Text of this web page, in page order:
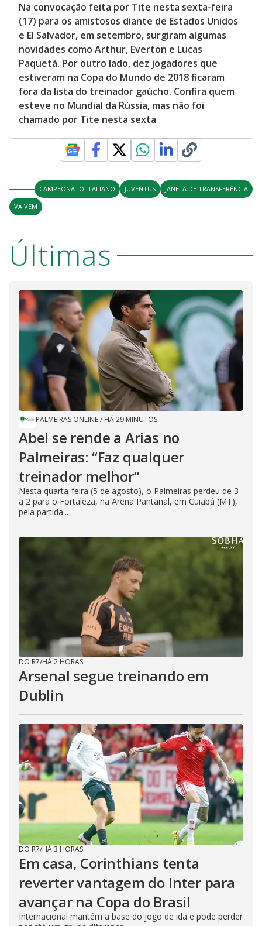
Na convocação feita por Tite nesta sexta-feira
(17) para os amistosos diante de Estados Unidos
e El Salvador, em setembro, surgiram algumas
novidades como Arthur, Everton e Lucas
Paquetá. Por outro lado, dez jogadores que
estiveram na Copa do Mundo de 2018 ficaram
fora da lista do treinador gaúcho. Confira quem
esteve no Mundial da Rússia, mas não foi
chamado por Tite nesta sexta
CAMPEONATO ITALIANO JUVENTUS
JANELA DE TRANSFERÊNCIA
VAIVEM
Últimas
PALMEIRAS ONLINE/ HÁ 29 MINUTOS
Abel se rende a Arias no
Palmeiras: “Faz qualquer
treinador melhor”
Nesta quarta-feira (5 de agosto), o Palmeiras perdeu de 3
a 2 para o Fortaleza, na Arena Pantanal, em Cuiabá (MT),
pela partida...
DO R7/HÁ 2 HORAS
Arsenal segue treinando em
Dublin
DO R7/HÁ 3 HORAS
Em casa, Corinthians tenta
reverter vantagem do Inter para
avançar na Copa do Brasil
Internacional mantém a base do jogo de ida e pode perder